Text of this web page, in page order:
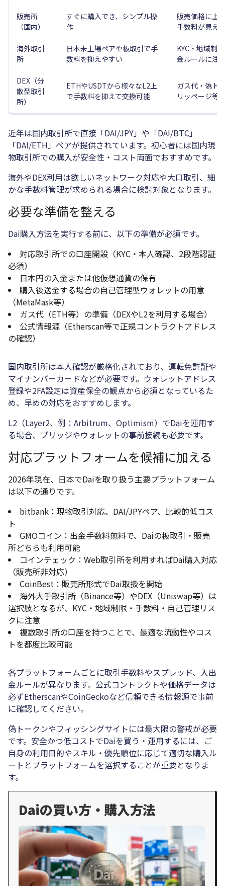
販売所
（国内）
すぐに購入でき、シンプル操
作
販売価格に上
手数料が見え
海外取引
所
日本未上場ペアや板取引で手
数料を抑えやすい
KYC・地域制
金ルールに注
DEX（分
散型取引
所）
ETHやUSDTから様々なL2上
で手数料を抑えて交換可能
ガス代・偽ト
リッページ等
近年は国内取引所で直接「DAI/JPY」や「DAI/BTC」
「DAI/ETH」ペアが提供されています。初心者には国内現
物取引所での購入が安全性・コスト両面でおすすめです。
海外やDEX利用は欲しいネットワーク対応や大口取引、細
かな手数料管理が求められる場合に検討対象となります。
必要な準備を整える
Dai購入方法を実行する前に、以下の準備が必須です。
対応取引所での口座開設（KYC・本人確認、2段階認証
必須）
日本円の入金または他仮想通貨の保有
購入後送金する場合の自己管理型ウォレットの用意
（MetaMask等）
ガス代（ETH等）の準備（DEXやL2を利用する場合）
公式情報源（Etherscan等で正規コントラクトアドレス
の確認）
国内取引所は本人確認が厳格化されており、運転免許証や
マイナンバーカードなどが必要です。ウォレットアドレス
登録や2FA設定は資産保全の観点から必須となっているた
め、早めの対応をおすすめします。
L2（Layer2、例：Arbitrum、Optimism）でDaiを運用す
る場合、ブリッジやウォレットの事前接続も必要です。
対応プラットフォームを候補に加える
2026年現在、日本でDaiを取り扱う主要プラットフォーム
は以下の通りです。
bitbank：現物取引対応、DAI/JPYペア、比較的低コス
ト
GMOコイン：出金手数料無料で、Daiの板取引・販売
所どちらも利用可能
コインチェック：Web取引所を利用すればDai購入対応
（販売所非対応）
CoinBest：販売所形式でDai取扱を開始
海外大手取引所（Binance等）やDEX（Uniswap等）は
選択肢となるが、KYC・地域制限・手数料・自己管理リス
クに注意
複数取引所の口座を持つことで、最適な流動性やコス
トを都度比較可能
各プラットフォームごとに取引手数料やスプレッド、入出
金ルールが異なります。公式コントラクトや価格データは
必ずEtherscanやCoinGeckoなど信頼できる情報源で事前
に確認してください。
偽トークンやフィッシングサイトには最大限の警戒が必要
です。安全かつ低コストでDaiを買う・運用するには、ご
自身の利用目的やスキル・優先順位に応じて適切な購入ル
ートとプラットフォームを選択することが重要となりま
す。
Daiの買い方・購入方法